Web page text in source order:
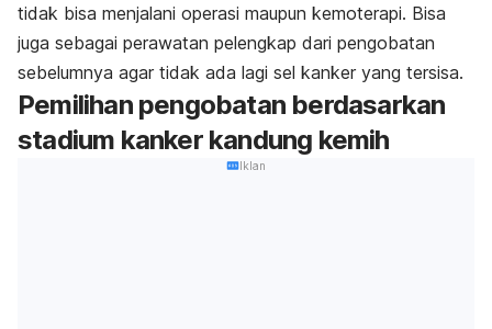
tidak bisa menjalani operasi maupun kemoterapi. Bisa
juga sebagai perawatan pelengkap dari pengobatan
sebelumnya agar tidak ada lagi sel kanker yang tersisa.
Pemilihan pengobatan berdasarkan
stadium kanker kandung kemih
Iklan